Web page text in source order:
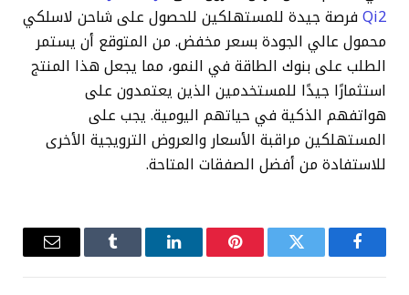
Qi2فرصة جيدة للمستهلكين للحصول على شاحن لاسلكي
محمول عالي الجودة بسعر مخفض. من المتوقع أن يستمر
الطلب على بنوك الطاقة في النمو، مما يجعل هذا المنتج
استثمارًا جيدًا للمستخدمين الذين يعتمدون على
هواتفهم الذكية في حياتهم اليومية. يجب على
المستهلكين مراقبة الأسعار والعروض الترويجية الأخرى
للاستفادة من أفضل الصفقات المتاحة.
فيسبوكتويتر بينتيريستلينكدإن Tumblrالبريد